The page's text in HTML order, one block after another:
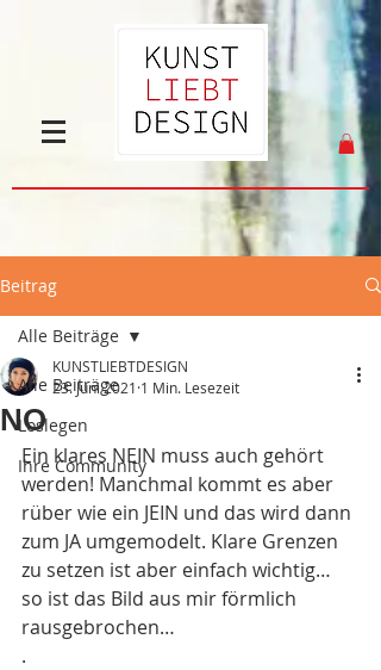
Beitrag
Alle Beiträge
Loslegen
Ihre Community
Alle Beiträge
NO
KUNSTLIEBTDESIGN
23. Juni 2021 1 Min. Lesezeit
Ein klares NEIN muss auch gehört
werden! Manchmal kommt es aber
rüber wie ein JEIN und das wird dann
zum JA umgemodelt. Klare Grenzen
zu setzen ist aber einfach wichtig…
so ist das Bild aus mir förmlich
rausgebrochen…
.